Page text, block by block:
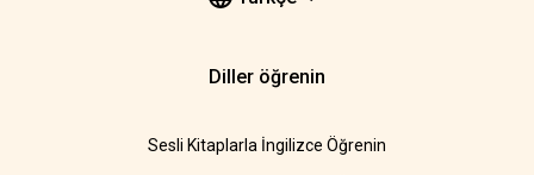
Diller öğrenin
Sesli Kitaplarla İngilizce Öğrenin